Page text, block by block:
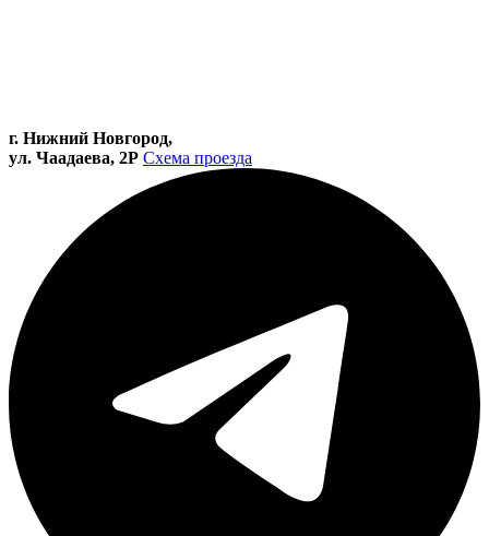
г. Нижний Новгород,
ул. Чаадаева, 2Р Схема проезда